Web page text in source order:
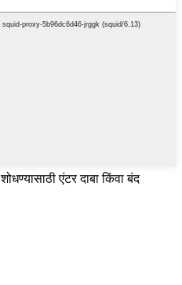
शोधण्यासाठी एंटर दाबा किंवा बंद